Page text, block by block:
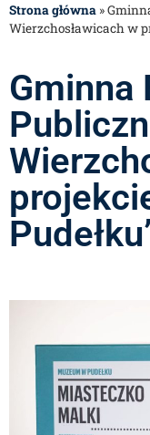
Strona główna »
Wierzchosławicach w
Gminna